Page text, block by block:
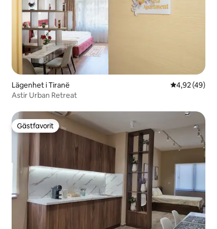
Lägenhet i Tiranë 4,92 av 5 i
4,92 (49)
Astir Urban Retreat
Gästfavorit
Gästfavorit